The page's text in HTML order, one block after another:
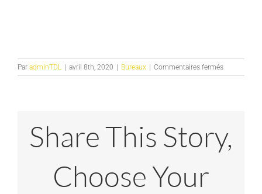
Par adminTDL | avril 8th, 2020 | Bureaux | Commentaires ferméssur
slide
Share This Story,
Choose Your